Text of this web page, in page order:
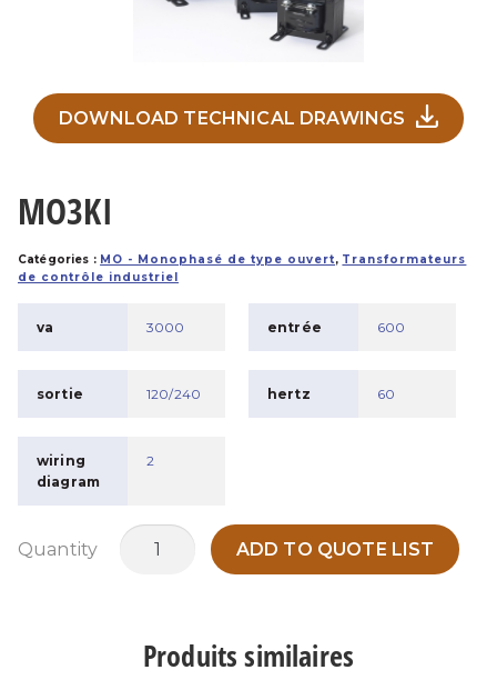
DOWNLOAD TECHNICAL DRAWINGS
MO3KI
Catégories : MO - Monophasé de type ouvert, Transformateurs
de contrôle industriel
va 3000 entrée 600
sortie 120/240 hertz 60
wiring
diagram
2
Quantity
quantité
ADD TO QUOTE LIST
Produits similaires